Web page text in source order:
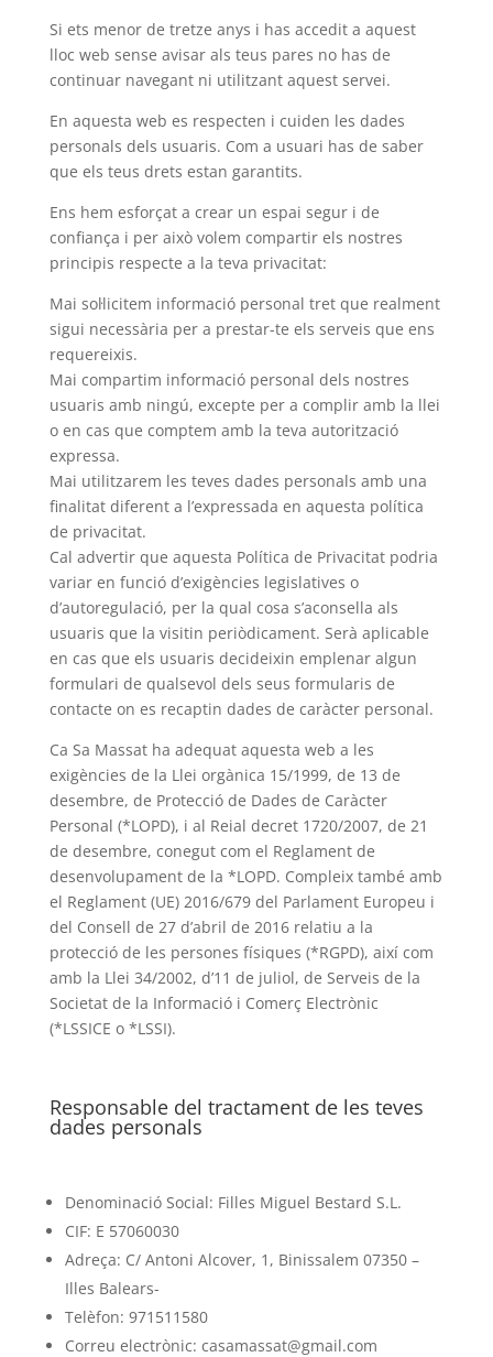
Si ets menor de tretze anys i has accedit a aquest
lloc web sense avisar als teus pares no has de
continuar navegant ni utilitzant aquest servei.
En aquesta web es respecten i cuiden les dades
personals dels usuaris. Com a usuari has de saber
que els teus drets estan garantits.
Ens hem esforçat a crear un espai segur i de
confiança i per això volem compartir els nostres
principis respecte a la teva privacitat:
Mai sol·licitem informació personal tret que realment
sigui necessària per a prestar-te els serveis que ens
requereixis.
Mai compartim informació personal dels nostres
usuaris amb ningú, excepte per a complir amb la llei
o en cas que comptem amb la teva autorització
expressa.
Mai utilitzarem les teves dades personals amb una
finalitat diferent a l’expressada en aquesta política
de privacitat.
Cal advertir que aquesta Política de Privacitat podria
variar en funció d’exigències legislatives o
d’autoregulació, per la qual cosa s’aconsella als
usuaris que la visitin periòdicament. Serà aplicable
en cas que els usuaris decideixin emplenar algun
formulari de qualsevol dels seus formularis de
contacte on es recaptin dades de caràcter personal.
Ca Sa Massat ha adequat aquesta web a les
exigències de la Llei orgànica 15/1999, de 13 de
desembre, de Protecció de Dades de Caràcter
Personal (*LOPD), i al Reial decret 1720/2007, de 21
de desembre, conegut com el Reglament de
desenvolupament de la *LOPD. Compleix també amb
el Reglament (UE) 2016/679 del Parlament Europeu i
del Consell de 27 d’abril de 2016 relatiu a la
protecció de les persones físiques (*RGPD), així com
amb la Llei 34/2002, d’11 de juliol, de Serveis de la
Societat de la Informació i Comerç Electrònic
(*LSSICE o *LSSI).
Responsable del tractament de les teves
dades personals
Denominació Social: Filles Miguel Bestard S.L.
CIF: E 57060030
Adreça: C/ Antoni Alcover, 1, Binissalem 07350 –
Illes Balears-
Telèfon: 971511580
Correu electrònic: casamassat@gmail.com